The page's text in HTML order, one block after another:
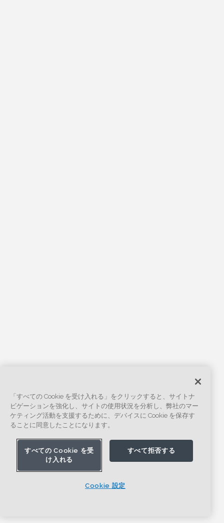
「すべての Cookie を受け入れる」をクリックすると、サイトナ
ビゲーションを強化し、サイトの使用状況を分析し、弊社のマー
ケティング活動を支援するために、デバイスに Cookie を保存す
ることに同意したことになります。
すべての Cookie を受
け入れる
すべて拒否する
Cookie 設定